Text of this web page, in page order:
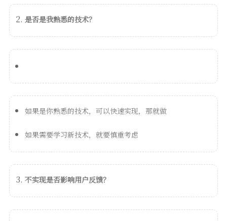
是否是我熟悉的技术？
如果是你熟悉的技术，可以快速实现，那就做
如果需要学习新技术，就要慎重考虑
不实现是否影响用户反馈？